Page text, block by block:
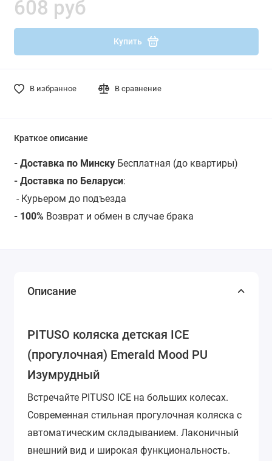
608 руб
Купить
В избранное В сравнение
Краткое описание
- Доставка по МинскуБесплатная (до квартиры)
- Доставка по Беларуси:
- Курьером до подъезда
- 100% Возврат и обмен в случае брака
Описание
PITUSO коляска детская ICE
(прогулочная) Emerald Mood PU
Изумрудный
Встречайте PITUSO ICE на больших колесах.
Современная cтильная прогулочная коляска с
автоматическим складыванием. Лаконичный
внешний вид и широкая функциональность.